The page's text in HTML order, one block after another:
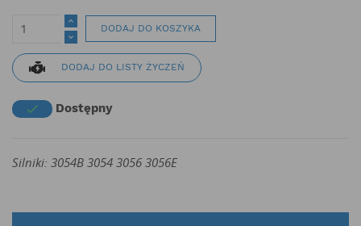
DODAJ DO KOSZYKA
DODAJ DO LISTY ŻYCZEŃ
 Dostępny
Silniki: 3054B 3054 3056 3056E